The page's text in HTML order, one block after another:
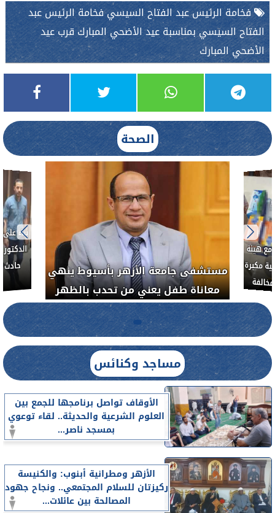
فخامة الرئيس عبد الفتاح السيسي فخامة الرئيس عبد
الفتاح السيسي بمناسبة عيد الأضحي المبارك قرب عيد
الأضحي المبارك
الصحة
بناءً
حادث
مستشفى جامعة الأزهر بأسيوط ينهي
معاناة طفل يعني من تحدب بالظهر
هيئة
مكبرة
مساجد وكنائس
الأوقاف تواصل برنامجها للجمع بين
العلوم الشرعية والحديثة.. لقاء توعوي
بمسجد ناصر...
الأزهر ومطرانية أبنوب: والكنيسة
ركيزتان للسلام المجتمعي.. ونجاح جهود
المصالحة بين عائلات...